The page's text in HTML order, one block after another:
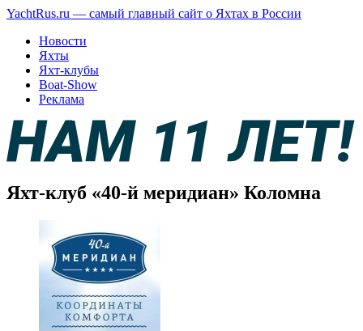
YachtRus.ru — самый главный сайт о Яхтах в России
Новости
Яхты
Яхт-клубы
Boat-Show
Реклама
Яхт-клуб «40-й меридиан» Коломна